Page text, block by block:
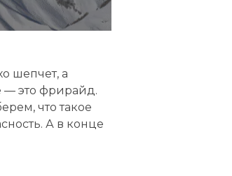
шепчет, а
— это фрирайд.
что такое
А в конце